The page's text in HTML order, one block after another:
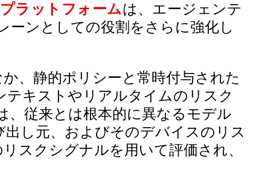
ラットフォームは、エージェンテ
ンとしての役割をさらに強化し
、静的ポリシーと常時付与された
キストやリアルタイムのリスク
従来とは根本的に異なるモデル
し元、およびそのデバイスのリス
スクシグナルを用いて評価され、